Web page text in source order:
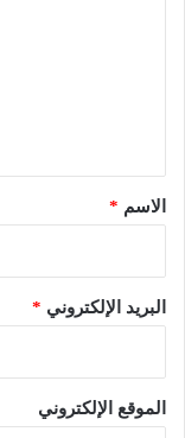
*الاسم *
البريد الإلكتروني *
الموقع الإلكتروني